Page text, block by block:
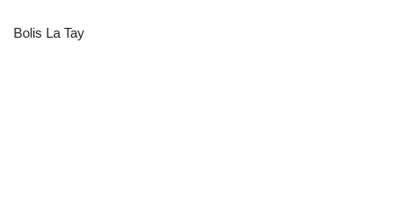
Bolis La Tay